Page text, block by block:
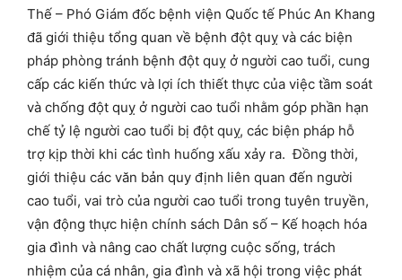
Thế – Phó Giám đốc bệnh viện Quốc tế Phúc An Khang
đã giới thiệu tổng quan về bệnh đột quỵ và các biện
pháp phòng tránh bệnh đột quỵ ở người cao tuổi, cung
cấp các kiến thức và lợi ích thiết thực của việc tầm soát
và chống đột quỵ ở người cao tuổi nhằm góp phần hạn
chế tỷ lệ người cao tuổi bị đột quỵ, các biện pháp hỗ
trợ kịp thời khi các tình huống xấu xảy ra. Đồng thời,
giới thiệu các văn bản quy định liên quan đến người
cao tuổi, vai trò của người cao tuổi trong tuyên truyền,
vận động thực hiện chính sách Dân số – Kế hoạch hóa
gia đình và nâng cao chất lượng cuộc sống, trách
nhiệm của cá nhân, gia đình và xã hội trong việc phát